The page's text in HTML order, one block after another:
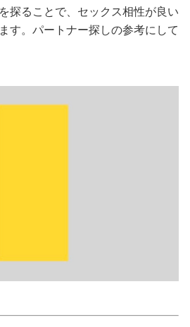
探ることで、セックス相性が良い
す。パートナー探しの参考にして